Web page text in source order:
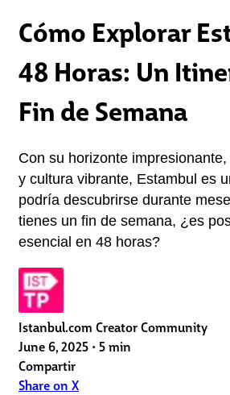
Cómo Explorar
48 Horas: Un
Fin de Semana
Con su horizonte
y cultura vibrante, Estambul es
podría descubrirse durante
tienes un fin de semana, ¿es
esencial en 48 horas?
Istanbul.com Creator Community
June 6, 2025 • 5 min
Compartir
Share on X